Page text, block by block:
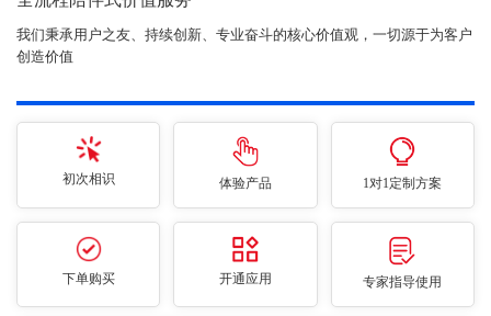
我们秉承用户之友、持续创新、专业奋斗的核心价值观，一切源于为客户
创造价值
初次相识 体验产品 1对1定制方案
下单购买 开通应用 专家指导使用